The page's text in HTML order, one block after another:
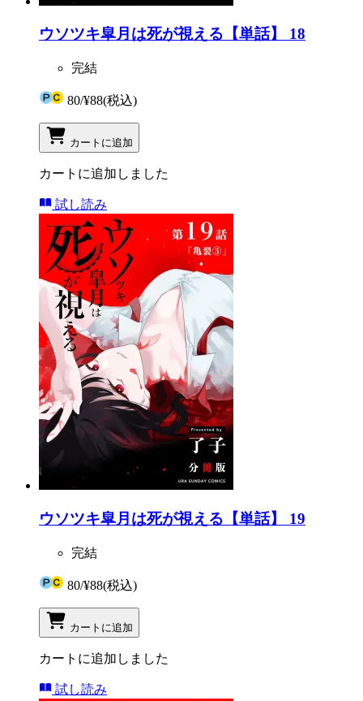
ウソツキ皐月は死が視える【単話】 18
完結
80/¥88(税込)
カートに追加
カートに追加しました
試し読み
ウソツキ皐月は死が視える【単話】 19
完結
80/¥88(税込)
カートに追加
カートに追加しました
試し読み